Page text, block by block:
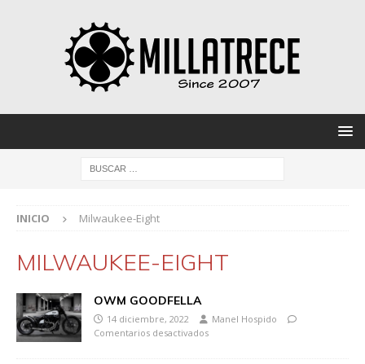
INICIO Milwaukee-Eight
MILWAUKEE-EIGHT
OWM GOODFELLA
14 diciembre, 2022
Manel Hospido
Comentarios desactivados